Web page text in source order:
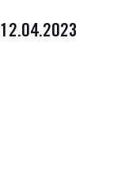
12.04.2023